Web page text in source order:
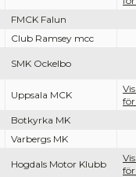
FMCK Falun
Club Ramsey mcc
SMK Ockelbo
Uppsala MCK
Botkyrka MK
Varbergs MK
Hogdals Motor Klubb